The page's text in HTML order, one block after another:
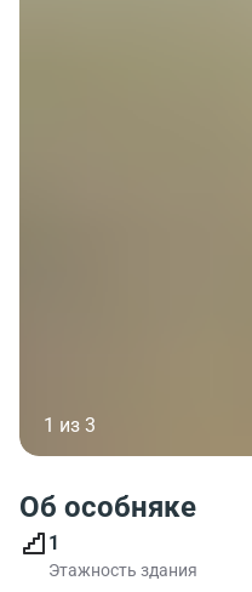
1 из 3
Об особняке
1
Этажность здания